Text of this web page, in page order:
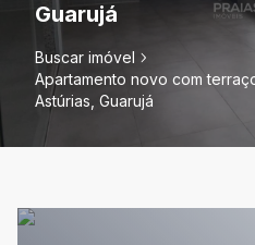
Guarujá
Buscar imóvel
Apartamento novo com
Astúrias, Guarujá